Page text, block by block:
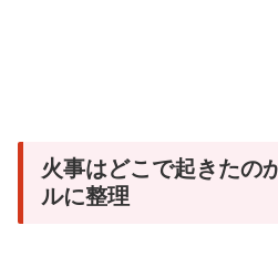
火事はどこで起きたの
ルに整理